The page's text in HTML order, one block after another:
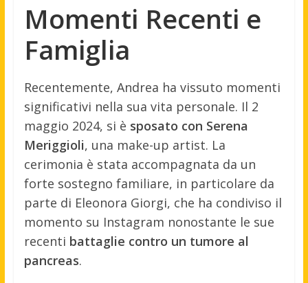
Momenti Recenti e
Famiglia
Recentemente, Andrea ha vissuto momenti
significativi nella sua vita personale. Il 2
maggio 2024, si è sposato con Serena
Meriggioli, una make-up artist. La
cerimonia è stata accompagnata da un
forte sostegno familiare, in particolare da
parte di Eleonora Giorgi, che ha condiviso il
momento su Instagram nonostante le sue
recenti battaglie contro un tumore al
pancreas.